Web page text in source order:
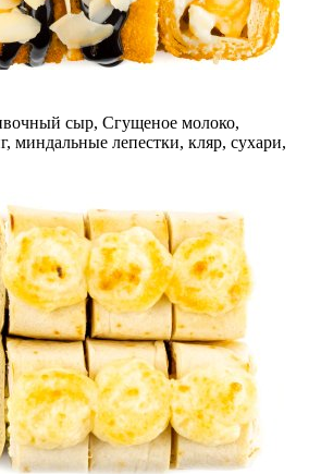
сыр, Сгущеное молоко,
миндальные лепестки, кляр, сухари,